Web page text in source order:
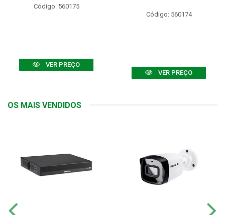
Código: 560175
VER PREÇO
Código: 560174
VER PREÇO
OS MAIS VENDIDOS